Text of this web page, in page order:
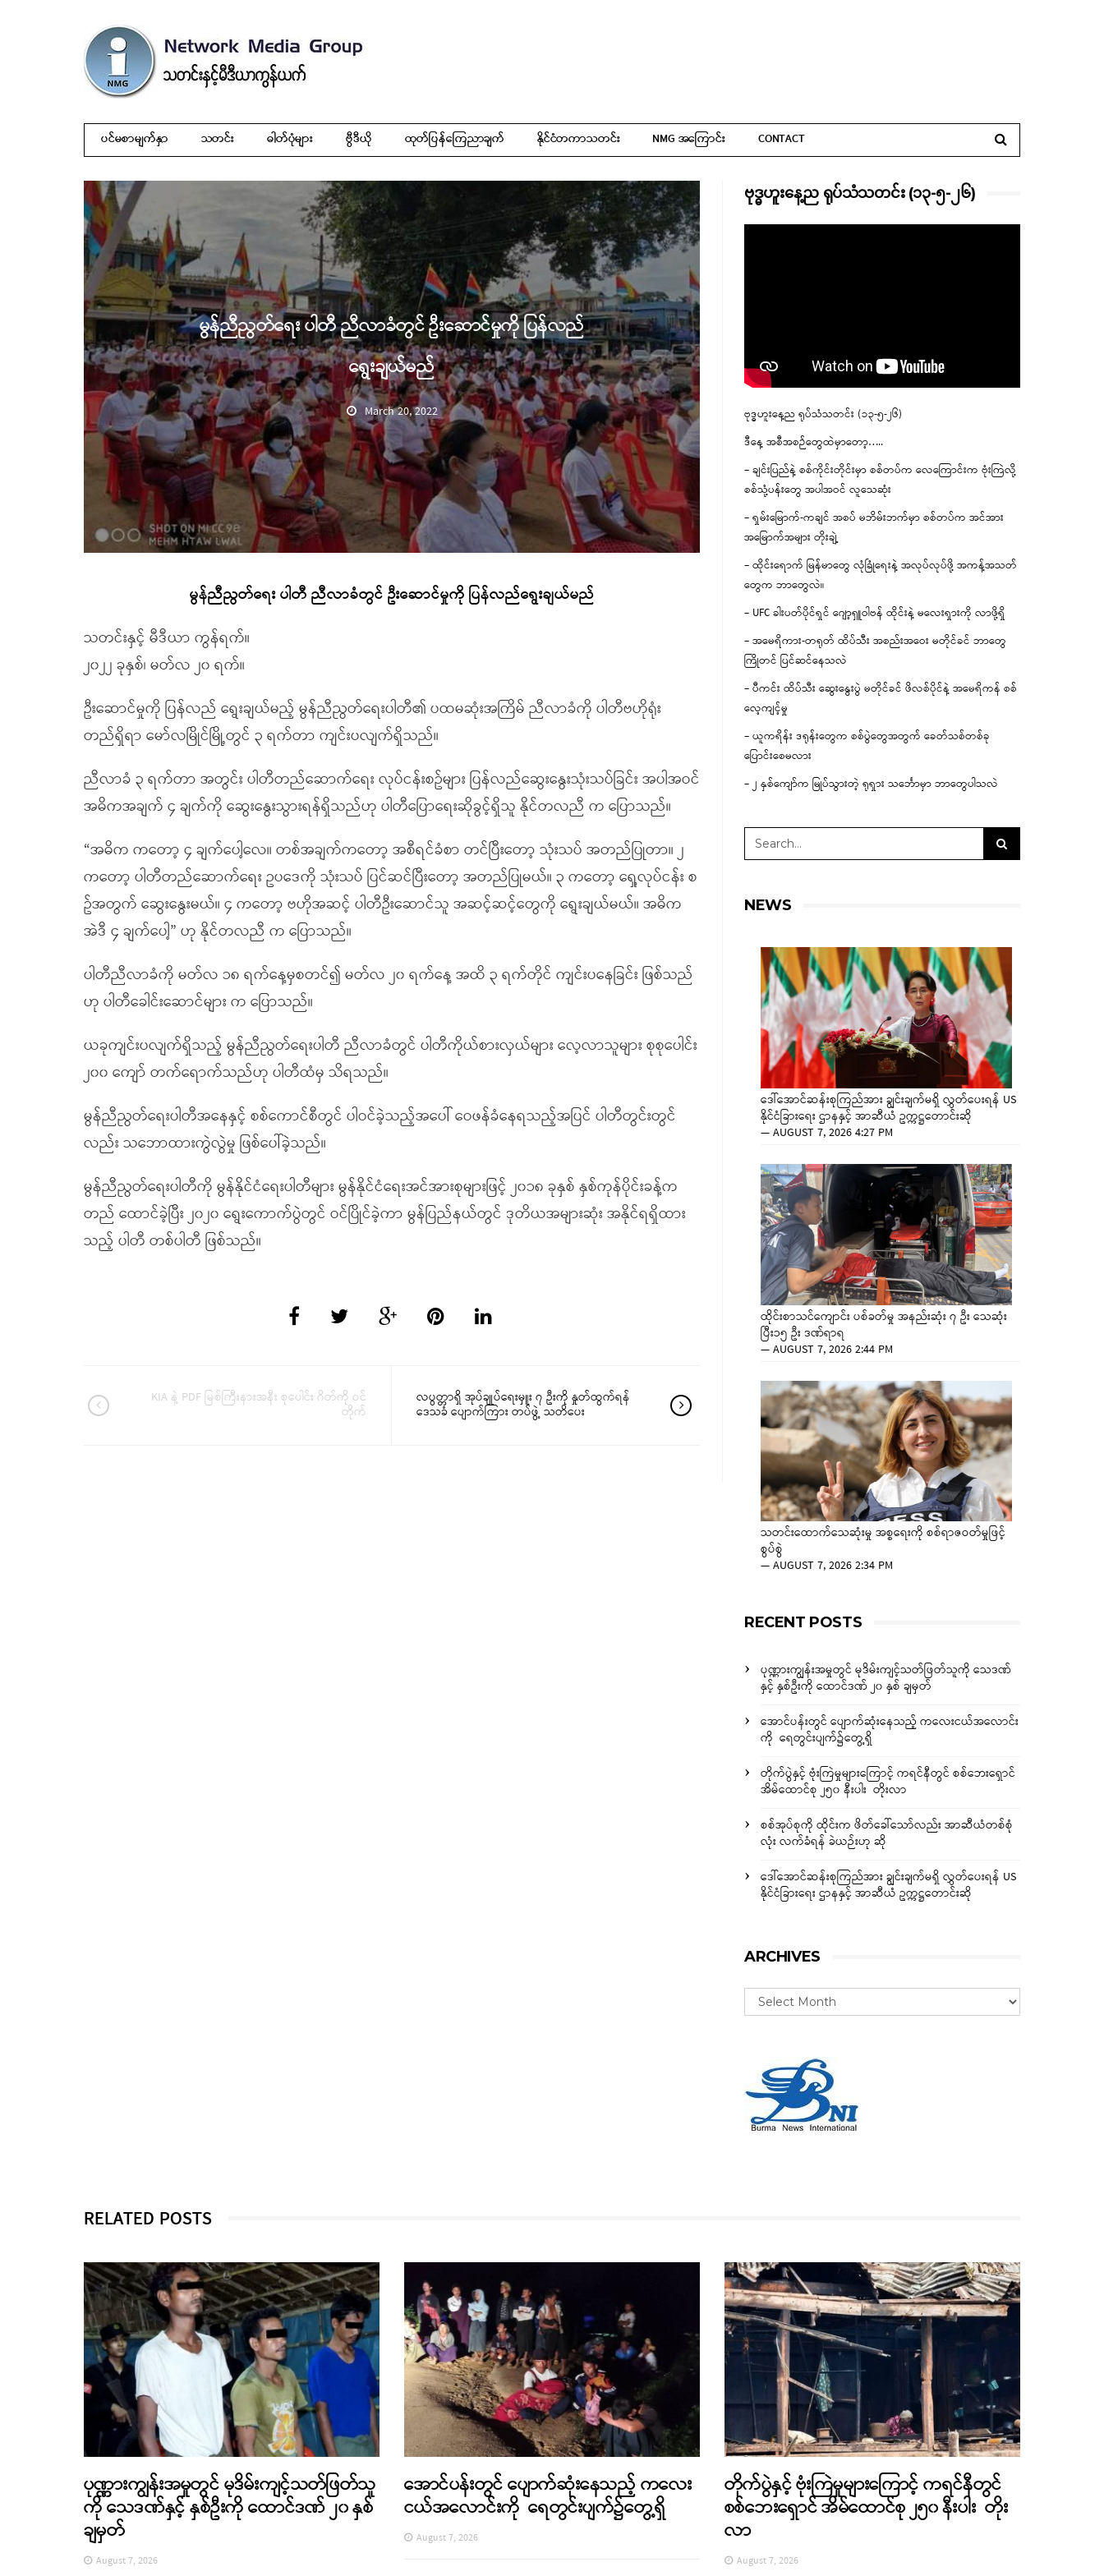
ပင်မစာမျက်နှာ သတင်း ဓါတ်ပုံများ ဗွီဒီယို ထုတ်ပြန်ကြေညာချက် နိုင်ငံတကာသတင်း NMG အကြောင်း CONTACT
မွန်ညီညွတ်ရေး ပါတီ ညီလာခံတွင် ဦးဆောင်မှုကို ပြန်လည်
ရွေးချယ်မည်
March 20, 2022
မွန်ညီညွတ်ရေး ပါတီ ညီလာခံတွင် ဦးဆောင်မှုကို ပြန်လည်ရွေးချယ်မည်
သတင်းနှင့် မီဒီယာ ကွန်ရက်။
၂၀၂၂ ခုနှစ်၊ မတ်လ ၂၀ ရက်။
ဦးဆောင်မှုကို ပြန်လည် ရွေးချယ်မည့် မွန်ညီညွတ်ရေးပါတီ၏ ပထမဆုံးအကြိမ် ညီလာခံကို ပါတီဗဟိုရုံး
တည်ရှိရာ မော်လမြိုင်မြို့တွင် ၃ ရက်တာ ကျင်းပလျက်ရှိသည်။
ညီလာခံ ၃ ရက်တာ အတွင်း ပါတီတည်ဆောက်ရေး လုပ်ငန်းစဥ်များ ပြန်လည်ဆွေးနွေးသုံးသပ်ခြင်း အပါအဝင်
အဓိကအချက် ၄ ချက်ကို ဆွေးနွေးသွားရန်ရှိသည်ဟု ပါတီပြောရေးဆိုခွင့်ရှိသူ နိုင်တလညီ က ပြောသည်။
“အဓိက ကတော့ ၄ ချက်ပေါ့လေ။ တစ်အချက်ကတော့ အစီရင်ခံစာ တင်ပြီးတော့ သုံးသပ် အတည်ပြုတာ။ ၂
ကတော့ ပါတီတည်ဆောက်ရေး ဥပဒေကို သုံးသပ် ပြင်ဆင်ပြီးတော့ အတည်ပြုမယ်။ ၃ ကတော့ ရှေ့လုပ်ငန်း စ
ဥ်အတွက် ဆွေးနွေးမယ်။ ၄ ကတော့ ဗဟိုအဆင့် ပါတီဦးဆောင်သူ အဆင့်ဆင့်တွေကို ရွေးချယ်မယ်။ အဓိက
အဲဒီ ၄ ချက်ပေါ့” ဟု နိုင်တလညီ က ပြောသည်။
ပါတီညီလာခံကို မတ်လ ၁၈ ရက်နေ့မှစတင်၍ မတ်လ ၂၀ ရက်နေ့ အထိ ၃ ရက်တိုင် ကျင်းပနေခြင်း ဖြစ်သည်
ဟု ပါတီခေါင်းဆောင်များ က ပြောသည်။
ယခုကျင်းပလျက်ရှိသည့် မွန်ညီညွတ်ရေးပါတီ ညီလာခံတွင် ပါတီကိုယ်စားလှယ်များ လေ့လာသူများ စုစုပေါင်း
၂၀၀ ကျော် တက်ရောက်သည်ဟု ပါတီထံမှ သိရသည်။
မွန်ညီညွတ်ရေးပါတီအနေနှင့် စစ်ကောင်စီတွင် ပါဝင်ခဲ့သည့်အပေါ် ဝေဖန်ခံနေရသည့်အပြင် ပါတီတွင်းတွင်
လည်း သဘောထားကွဲလွဲမှု ဖြစ်ပေါ်ခဲ့သည်။
မွန်ညီညွတ်ရေးပါတီကို မွန်နိုင်ငံရေးပါတီများ မွန်နိုင်ငံရေးအင်အားစုများဖြင့် ၂၀၁၈ ခုနှစ် နှစ်ကုန်ပိုင်းခန့်က
တည် ထောင်ခဲ့ပြီး ၂၀၂၀ ရွေးကောက်ပွဲတွင် ဝင်ပြိုင်ခဲ့ကာ မွန်ပြည်နယ်တွင် ဒုတိယအများဆုံး အနိုင်ရရှိထား
သည့် ပါတီ တစ်ပါတီ ဖြစ်သည်။
KIA နဲ့ PDF မြစ်ကြီးနားအနီး စုပေါင်း ဂိတ်ကို ဝင်
တိုက်
လပွတ္တာရှိ အုပ်ချုပ်ရေးမှူး ၇ ဦးကို နှုတ်ထွက်ရန်
ဒေသခံ ပျောက်ကြား တပ်ဖွဲ့ သတိပေး
ဗုဒ္ဓဟူးနေ့ည ရုပ်သံသတင်း (၁၃-၅-၂၆)
ဗုဒ္ဓဟူးနေ့ည ရုပ်သံသတင်း (၁၃-၅-၂၆)
ဒီနေ့ အစီအစဉ်တွေထဲမှာတော့…..
– ချင်းပြည်နဲ့ စစ်ကိုင်းတိုင်းမှာ စစ်တပ်က လေကြောင်းက ဗုံးကြဲလို့
စစ်သုံ့ပန်းတွေ အပါအဝင် လူသေဆုံး
– ရှမ်းမြောက်-ကချင် အစပ် မဘိမ်းဘက်မှာ စစ်တပ်က အင်အား
အမြောက်အများ တိုးချဲ့
– ထိုင်းရောက် မြန်မာတွေ လုံခြုံရေးနဲ့ အလုပ်လုပ်ဖို့ အကန့်အသတ်
တွေက ဘာတွေလဲ။
– UFC ခါးပတ်ပိုင်ရှင် ဂျော့ရှူဝါဗန် ထိုင်းနဲ့ မလေးရှားကို လာဖို့ရှိ
– အမေရိကား-တရုတ် ထိပ်သီး အစည်းအဝေး မတိုင်ခင် ဘာတွေ
ကြိုတင် ပြင်ဆင်နေသလဲ
– ပီကင်း ထိပ်သီး ဆွေးနွေးပွဲ မတိုင်ခင် ဖိလစ်ပိုင်နဲ့ အမေရိကန် စစ်
လေ့ကျင့်မှု
– ယူကရိန်း ဒရုန်းတွေက စစ်ပွဲတွေအတွက် ခေတ်သစ်တစ်ခု
ပြောင်းစေမလား
– ၂ နှစ်ကျော်က မြုပ်သွားတဲ့ ရုရှား သင်္ဘောမှာ ဘာတွေပါသလဲ
NEWS
ဒေါ်အောင်ဆန်းစုကြည်အား ချွင်းချက်မရှိ လွှတ်ပေးရန် US
နိုင်ငံခြားရေး ဌာနနှင့် အာဆီယံ ဥက္ကဋ္ဌတောင်းဆို
—AUGUST 7, 2026 4:27 PM
ထိုင်းစာသင်ကျောင်း ပစ်ခတ်မှု အနည်းဆုံး ၇ ဦး သေဆုံး
ပြီး၁၅ ဦး ဒဏ်ရာရ
—AUGUST 7, 2026 2:44 PM
သတင်းထောက်သေဆုံးမှု အစ္စရေးကို စစ်ရာဇဝတ်မှုဖြင့်
စွပ်စွဲ
—AUGUST 7, 2026 2:34 PM
RECENT POSTS
ပုဏ္ဏားကျွန်းအမှုတွင် မုဒိမ်းကျင့်သတ်ဖြတ်သူကို သေဒဏ်
နှင့် နှစ်ဦးကို ထောင်ဒဏ် ၂၀ နှစ် ချမှတ်
အောင်ပန်းတွင် ပျောက်ဆုံးနေသည့် ကလေးငယ်အလောင်း
ကို ရေတွင်းပျက်၌တွေ့ရှိ
တိုက်ပွဲနှင့် ဗုံးကြဲမှုများကြောင့် ကရင်နီတွင် စစ်ဘေးရှောင်
အိမ်ထောင်စု ၂၅၀ နီးပါး တိုးလာ
စစ်အုပ်စုကို ထိုင်းက ဖိတ်ခေါ်သော်လည်း အာဆီယံတစ်စုံ
လုံး လက်ခံရန် ခဲယဉ်းဟု ဆို
ဒေါ်အောင်ဆန်းစုကြည်အား ချွင်းချက်မရှိ လွှတ်ပေးရန် US
နိုင်ငံခြားရေး ဌာနနှင့် အာဆီယံ ဥက္ကဋ္ဌတောင်းဆို
ARCHIVES
RELATED POSTS
ပုဏ္ဏားကျွန်းအမှုတွင် မုဒိမ်းကျင့်သတ်ဖြတ်သူ
ကို သေဒဏ်နှင့် နှစ်ဦးကို ထောင်ဒဏ် ၂၀ နှစ်
ချမှတ်
August 7, 2026
အောင်ပန်းတွင် ပျောက်ဆုံးနေသည့် ကလေး
ငယ်အလောင်းကို ရေတွင်းပျက်၌တွေ့ရှိ
August 7, 2026
တိုက်ပွဲနှင့် ဗုံးကြဲမှုများကြောင့် ကရင်နီတွင်
စစ်ဘေးရှောင် အိမ်ထောင်စု ၂၅၀ နီးပါး တိုး
လာ
August 7, 2026